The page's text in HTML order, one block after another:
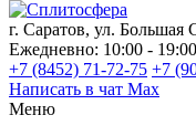
г. Саратов, ул. Большая
Ежедневно: 10:00 - 19:00
+7 (8452) 71-72-75 +7
Написать в чат Max
Меню